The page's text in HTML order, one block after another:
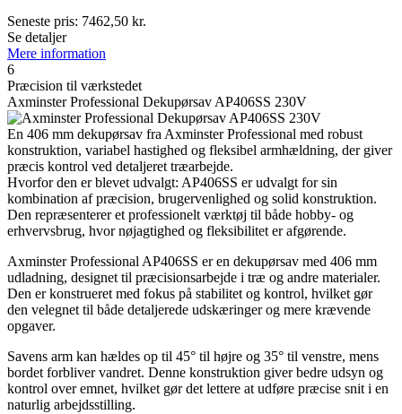
Seneste pris: 7462,50 kr.
Se detaljer
Mere information
6
Præcision til værkstedet
Axminster Professional Dekupørsav AP406SS 230V
En 406 mm dekupørsav fra Axminster Professional med robust
konstruktion, variabel hastighed og fleksibel armhældning, der giver
præcis kontrol ved detaljeret træarbejde.
Hvorfor den er blevet udvalgt: AP406SS er udvalgt for sin
kombination af præcision, brugervenlighed og solid konstruktion.
Den repræsenterer et professionelt værktøj til både hobby- og
erhvervsbrug, hvor nøjagtighed og fleksibilitet er afgørende.
Axminster Professional AP406SS er en dekupørsav med 406 mm
udladning, designet til præcisionsarbejde i træ og andre materialer.
Den er konstrueret med fokus på stabilitet og kontrol, hvilket gør
den velegnet til både detaljerede udskæringer og mere krævende
opgaver.
Savens arm kan hældes op til 45° til højre og 35° til venstre, mens
bordet forbliver vandret. Denne konstruktion giver bedre udsyn og
kontrol over emnet, hvilket gør det lettere at udføre præcise snit i en
naturlig arbejdsstilling.